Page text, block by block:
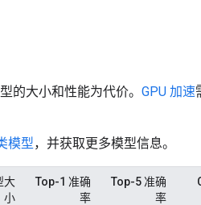
的大小和性能为代价。 GPU 加速
模型，并获取更多模型信息。
大
小
Top-1 准确
率
Top-5 准确
率